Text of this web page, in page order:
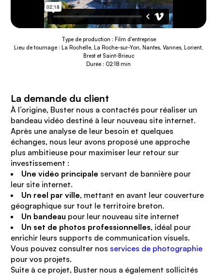
Type de production : Film d'entreprise
Lieu de tournage : La Rochelle, La Roche-sur-Yon, Nantes, Vannes, Lorient,
Brest et Saint-Brieuc
Durée : 02:18 min
La demande du client
À l’origine, Buster nous a contactés pour réaliser un
bandeau vidéo destiné à leur nouveau site internet.
Après une analyse de leur besoin et quelques
échanges, nous leur avons proposé une approche
plus ambitieuse pour maximiser leur retour sur
investissement :
Une vidéo principale servant de bannière pour
leur site internet.
Un reel par ville, mettant en avant leur couverture
géographique sur tout le territoire breton.
Un bandeau pour leur nouveau site internet
Un set de photos professionnelles, idéal pour
enrichir leurs supports de communication visuels.
Vous pouvez consulter nos services de photographie
pour vos projets.
Suite à ce projet, Buster nous a également sollicités